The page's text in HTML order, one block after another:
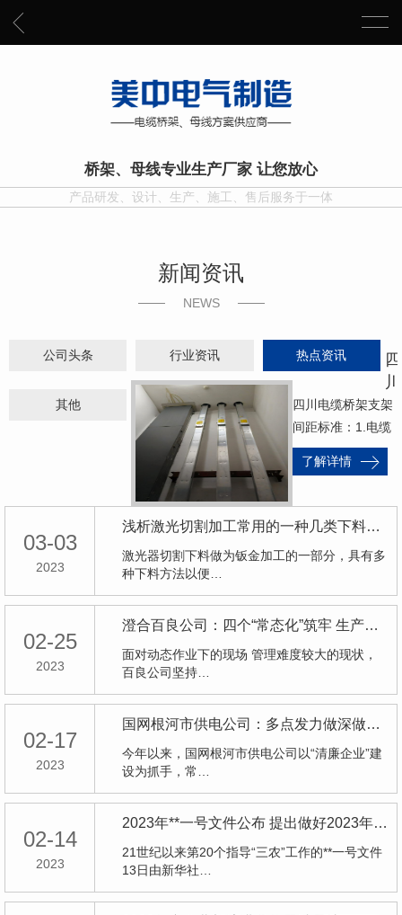
桥架、母线专业生产厂家 让您放心
产品研发、设计、生产、施工、售后服务于一体
新闻资讯
NEWS
公司头条 行业资讯 热点资讯
其他
四
川
电
缆
桥
架
准
四川电缆桥架支架
间距标准：1.电缆
桥架从外面进到房
屋内时，桥架向…
了解详情
03-03
2023
浅析激光切割加工常用的一种几类下料方式
激光器切割下料做为钣金加工的一部分，具有多
种下料方法以便…
02-25
2023
澄合百良公司：四个“常态化”筑牢 生产坚固屏障
面对动态作业下的现场 管理难度较大的现状，
百良公司坚持…
02-17
2023
国网根河市供电公司：多点发力做深做细廉洁教育
今年以来，国网根河市供电公司以“清廉企业”建
设为抓手，常…
02-14
2023
2023年**一号文件公布 提出做好2023年**推进乡村振兴重点工作
21世纪以来第20个指导“三农”工作的**一号文件
13日由新华社…